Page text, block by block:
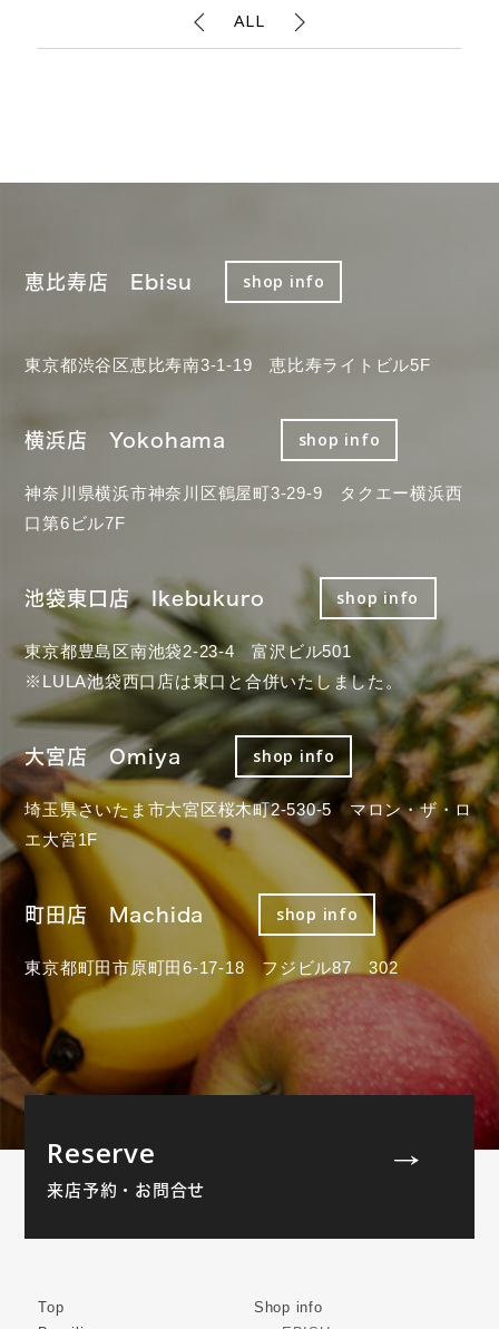
ALL
恵比寿店 Ebisu shop info
東京都渋谷区恵比寿南3-1-19 恵比寿ライトビル5F
横浜店 Yokohama shop info
神奈川県横浜市神奈川区鶴屋町3-29-9 タクエー横浜西
口第6ビル7F
池袋東口店 Ikebukuro shop info
東京都豊島区南池袋2-23-4 富沢ビル501
※LULA池袋西口店は東口と合併いたしました。
大宮店 Omiya shop info
埼玉県さいたま市大宮区桜木町2-530-5 マロン・ザ・ロ
エ大宮1F
町田店 Machida shop info
東京都町田市原町田6-17-18 フジビル87 302
Reserve
来店予約・お問合せ
Top
Shop info